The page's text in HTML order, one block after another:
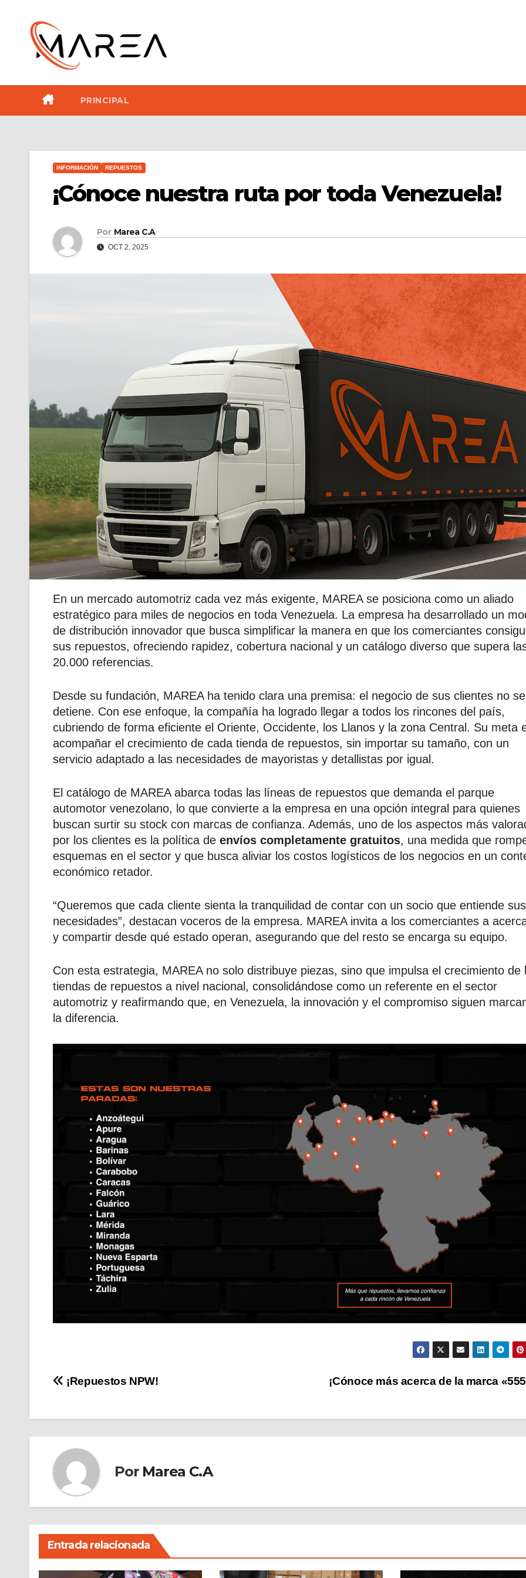
contenido
PRINCIPAL
INFORMACIÓN REPUESTOS
¡Cónoce nuestra ruta por toda Venezuela!
Por Marea C.A
OCT 2, 2025
En un mercado automotriz cada vez más exigente, MAREA se posiciona como un aliado
estratégico para miles de negocios en toda Venezuela. La empresa ha desarrollado un
de distribución innovador que busca simplificar la manera en que los comerciantes
sus repuestos, ofreciendo rapidez, cobertura nacional y un catálogo diverso que supera
20.000 referencias.
Desde su fundación, MAREA ha tenido clara una premisa: el negocio de sus clientes no se
detiene. Con ese enfoque, la compañía ha logrado llegar a todos los rincones del país,
cubriendo de forma eficiente el Oriente, Occidente, los Llanos y la zona Central. Su meta
acompañar el crecimiento de cada tienda de repuestos, sin importar su tamaño, con un
servicio adaptado a las necesidades de mayoristas y detallistas por igual.
El catálogo de MAREA abarca todas las líneas de repuestos que demanda el parque
automotor venezolano, lo que convierte a la empresa en una opción integral para quienes
buscan surtir su stock con marcas de confianza. Además, uno de los aspectos más
por los clientes es la política de envíos completamente gratuitos, una medida que
esquemas en el sector y que busca aliviar los costos logísticos de los negocios en un
económico retador.
“Queremos que cada cliente sienta la tranquilidad de contar con un socio que entiende sus
necesidades”, destacan voceros de la empresa. MAREA invita a los comerciantes a
y compartir desde qué estado operan, asegurando que del resto se encarga su equipo.
Con esta estrategia, MAREA no solo distribuye piezas, sino que impulsa el crecimiento de
tiendas de repuestos a nivel nacional, consolidándose como un referente en el sector
automotriz y reafirmando que, en Venezuela, la innovación y el compromiso siguen
la diferencia.
Navegación
entradas
¡Cónoce más acerca de la marca
¡Repuestos NPW!
Por Marea C.A
Entrada relacionada